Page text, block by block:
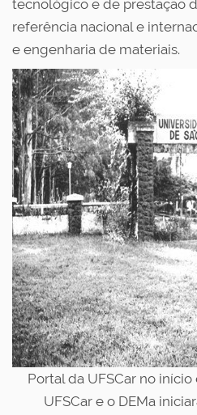
tecnológico e de prestação
referência nacional e
e engenharia de materiais.
Portal da UFSCar no
UFSCar e o DEMa